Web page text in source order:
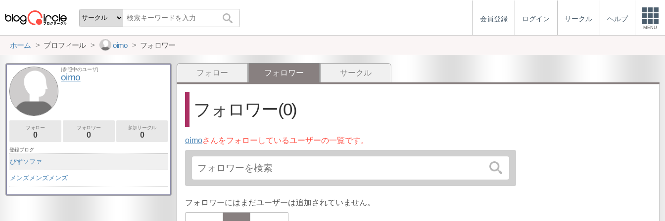
会員登録 ログイン サークル ヘルプ
MENU
ホーム プロフィール oimo フォロワー
フォロー フォロワー サークル
フォロワー(0)
oimoさんをフォローしているユーザーの一覧です。
フォロワーにはまだユーザーは追加されていません。
[参照中のユーザ]
oimo
フォロー
0
フォロワー
0
参加サークル
0
登録ブログ
びずソファ
メンズメンズメンズ